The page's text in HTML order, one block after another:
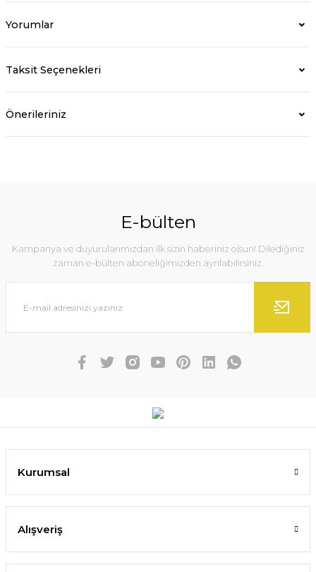
Yorumlar
Taksit Seçenekleri
Önerileriniz
E-bülten
Kampanya ve duyurularımızdan ilk sizin haberiniz olsun! Dilediğiniz
zaman e-bülten aboneliğimizden ayrılabilirsiniz.
Kurumsal
Alışveriş